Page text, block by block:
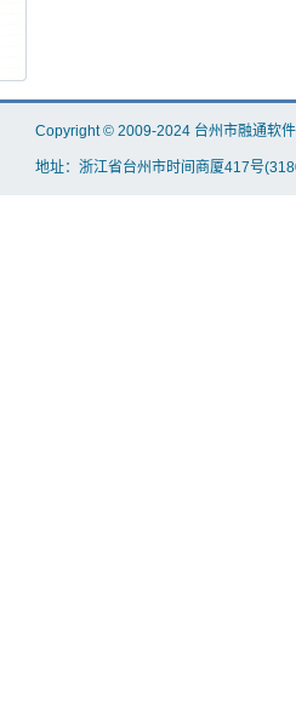
Copyright© 2009-2024 台州市融通软
地址：浙江省台州市时间商厦417号